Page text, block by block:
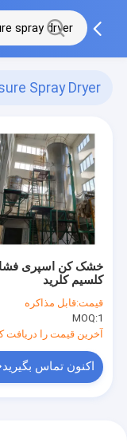
Spray Dryer
خشک کن اسپری
کلسیم کلرید
قیمت:قابل مذاکره
MOQ:1
آخرین قیمت را دریافت
اکنون تماس بگیرید